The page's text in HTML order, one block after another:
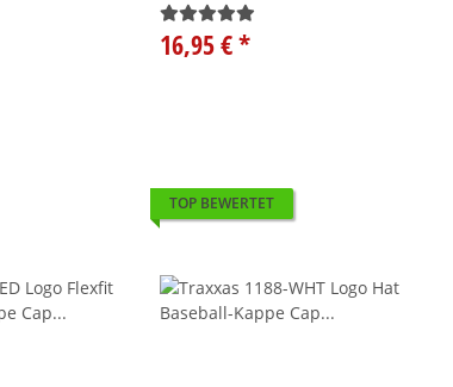
L/XL
16,95 €*
TOP BEWERTET